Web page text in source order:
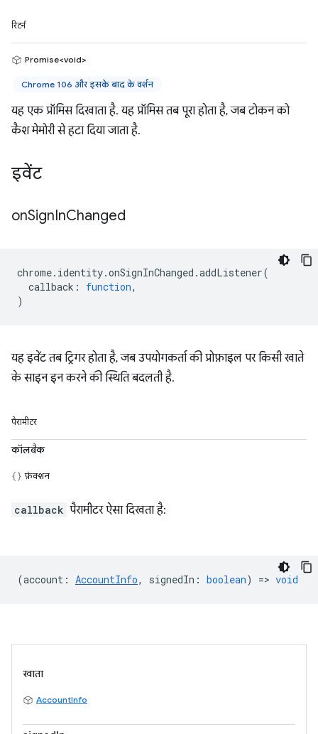
रिटर्न
Promise<void>
Chrome 106 और इसके बाद के वर्शन
यह एक प्रॉमिस दिखाता है. यह प्रॉमिस तब पूरा होता है, जब टोकन को
कैश मेमोरी से हटा दिया जाता है.
इवेंट
onSignInChanged
chrome. identity.onSignInChanged .addListener(
callback : function,
)
यह इवेंट तब ट्रिगर होता है, जब उपयोगकर्ता की प्रोफ़ाइल पर किसी खाते
के साइन इन करने की स्थिति बदलती है.
पैरामीटर
कॉलबैक
फ़ंक्शन
callback पैरामीटर ऐसा दिखता है:
(account : AccountInfo, signedIn : boolean) => void
खाता
AccountInfo